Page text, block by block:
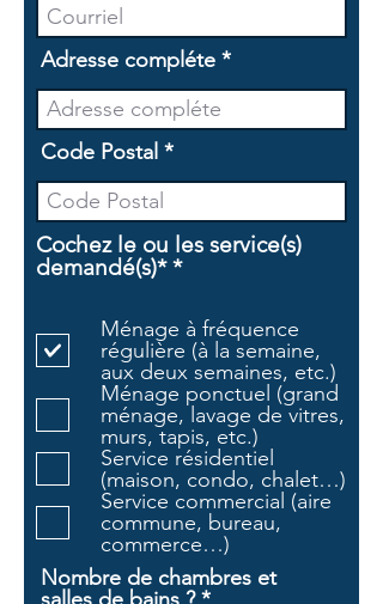
Adresse compléte
Code Postal
Cochez le ou les service(s)
demandé(s)* *O
g
a
t
o
i
r
e
Ménage à fréquence
régulière (à la semaine,
aux deux semaines, etc.)
Ménage ponctuel (grand
ménage, lavage de vitres,
murs, tapis, etc.)
Service résidentiel
(maison, condo, chalet…)
Service commercial (aire
commune, bureau,
commerce…)
Nombre de chambres et